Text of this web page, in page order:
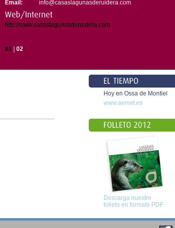
01 02
Email:
info@casaslagunasderuidera.com
http://www.casaslagunasderuidera.com
Hoy en Ossa de Montiel
www.aemet.es
Descarga nuestro
folleto en formato PDF